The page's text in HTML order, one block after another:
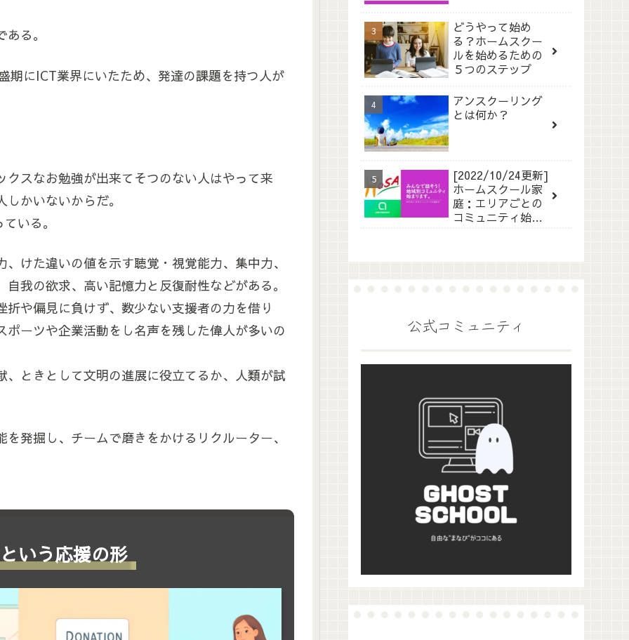
る。
期にICT業界にいたため、発達の課題を持つ人が
スなお勉強が出来てそつのない人はやって来
かいないからだ。
いる。
けた違いの値を示す聴覚・視覚能力、集中力、
我の欲求、高い記憶力と反復耐性などがある。
や偏見に負けず、数少ない支援者の力を借り
ーツや企業活動をし名声を残した偉人が多いの
ときとして文明の進展に役立てるか、人類が試
発掘し、チームで磨きをかけるリクルーター、
いう応援の形
どうやって始め
る？ホームスクー
ルを始めるための
５つのステップ
アンスクーリング
とは何か？
[2022/10/24更新]
ホームスクール家
庭：エリアごとの
コミュニティ始ま
公式コミュニティ